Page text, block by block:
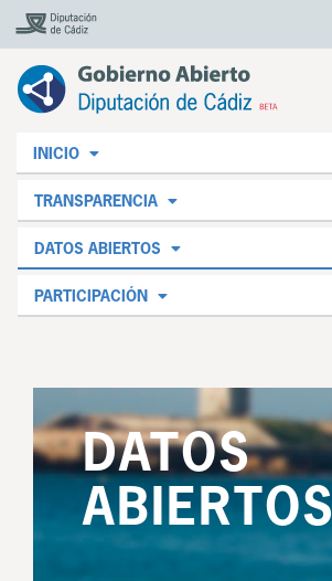
INICIO
TRANSPARENCIA
DATOS ABIERTOS
PARTICIPACIÓN
DATOS
ABIERTOS